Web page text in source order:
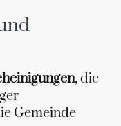
, die
Gemeinde